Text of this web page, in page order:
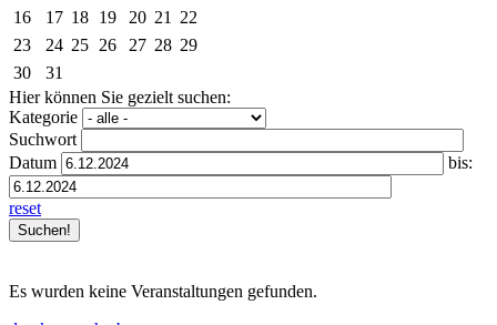
16
17 18 19 20 21
22
23
24 25 26 27 28 29
30
31
Hier können Sie gezielt suchen:
Kategorie
Suchwort
Datum
bis:
reset
Es wurden keine Veranstaltungen gefunden.